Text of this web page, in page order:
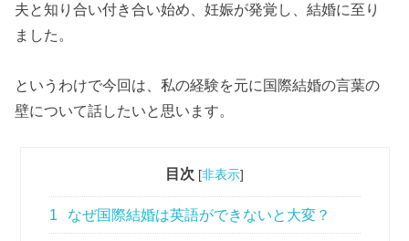
夫と知り合い付き合い始め、妊娠が発覚し、結婚に至り
ました。
というわけで今回は、私の経験を元に国際結婚の言葉の
壁について話したいと思います。
目次 [非表示]
1 なぜ国際結婚は英語ができないと大変？